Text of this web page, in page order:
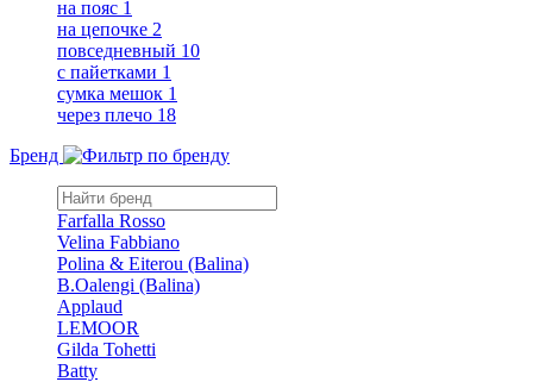
на пояс 1
на цепочке 2
повседневный 10
с пайетками 1
сумка мешок 1
через плечо 18
Бренд
Farfalla Rosso
Velina Fabbiano
Polina & Eiterou (Balina)
B.Oalengi (Balina)
Applaud
LEMOOR
Gilda Tohetti
Batty